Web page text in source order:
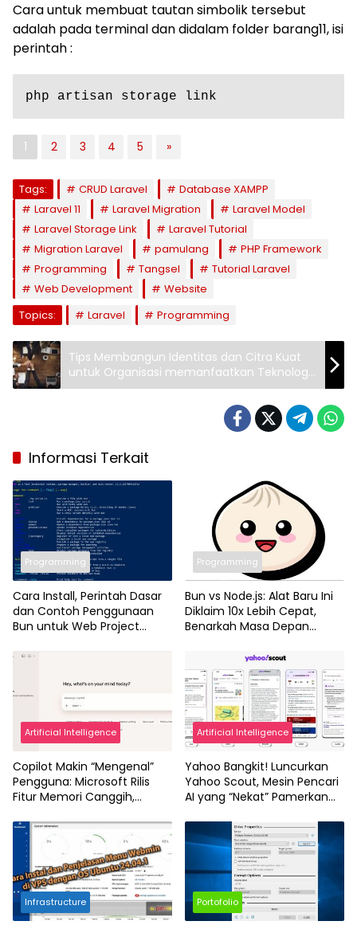
Cara untuk membuat tautan simbolik tersebut
adalah pada terminal dan didalam folder barang11, isi
perintah :
php artisan storage link
1 2 3 4 5 »
Tags: CRUD Laravel
Database XAMPP
Laravel 11
Laravel Migration
Laravel Model
Laravel Storage Link
Laravel Tutorial
Migration Laravel
pamulang
PHP Framework
Programming
Tangsel
Tutorial Laravel
Web Development
Website
Topics:
Laravel Programming
Tips Membangun Identitas dan Citra Kuat
untuk Organisasi memanfaatkan Teknologi
Informasi
Informasi Terkait
Programming
Cara Install, Perintah Dasar
dan Contoh Penggunaan
Bun untuk Web Project
Programming
Bun vs Node.js: Alat Baru Ini
Diklaim 10x Lebih Cepat,
Benarkah Masa Depan
Artificial Intelligence
Copilot Makin “Mengenal”
Pengguna: Microsoft Rilis
Fitur Memori Canggih,
Panjang Hingga 10.240
Karakter
Artificial Intelligence
Yahoo Bangkit! Luncurkan
Yahoo Scout, Mesin Pencari
AI yang “Nekat” Pamerkan
Perplexity serta Google
Infrastructure Portofolio